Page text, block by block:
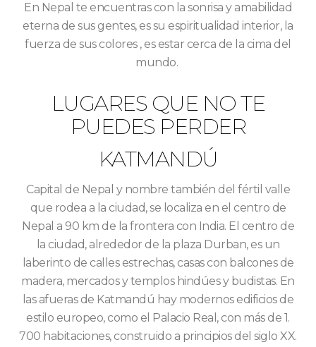
En Nepal te encuentras con la sonrisa y amabilidad
eterna de sus gentes, es su espiritualidad interior, la
fuerza de sus colores , es estar cerca de la cima del
mundo.
LUGARES QUE NO TE
PUEDES PERDER
KATMANDÚ
Capital de Nepal y nombre también del fértil valle
que rodea a la ciudad, se localiza en el centro de
Nepal a 90 km de la frontera con India. El centro de
la ciudad, alrededor de la plaza Durban, es un
laberinto de calles estrechas, casas con balcones de
madera, mercados y templos hindúes y budistas. En
las afueras de Katmandú hay modernos edificios de
estilo europeo, como el Palacio Real, con más de 1.
700 habitaciones, construido a principios del siglo XX.